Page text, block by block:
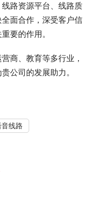
路资源平台、线路质
面合作，深受客户信
要的作用。
商、教育等多行业，
公司的发展助力。
音线路